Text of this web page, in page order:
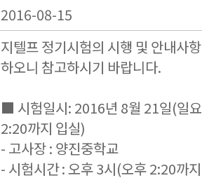
2016-08-15
지텔프 정기시험의 시행 및 안내사
하오니 참고하시기 바랍니다.
■ 시험일시: 2016년 8월 21일(일
2:20까지 입실)
- 고사장 : 양진중학교
- 시험시간 : 오후 3시(오후 2:20까